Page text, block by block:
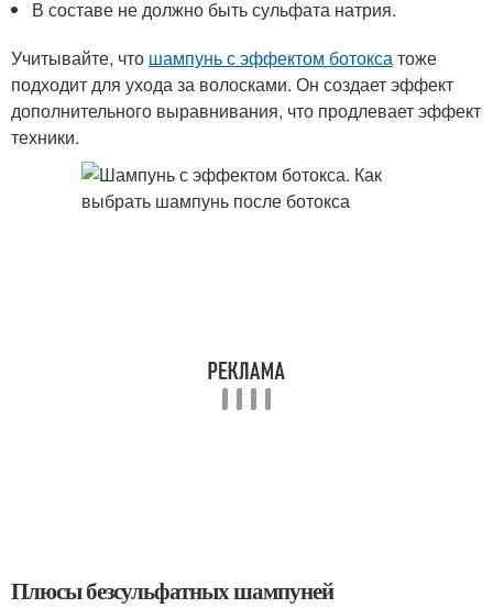
В составе не должно быть сульфата натрия.
Учитывайте, что шампунь с эффектом ботоксатоже
подходит для ухода за волосками. Он создает эффект
дополнительного выравнивания, что продлевает эффект
техники.
Плюсы безсульфатных шампуней